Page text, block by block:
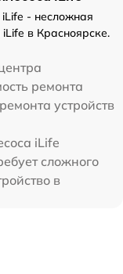
- несложная
в Красноярске.
ремонта
устройств
iLife
сложного
в